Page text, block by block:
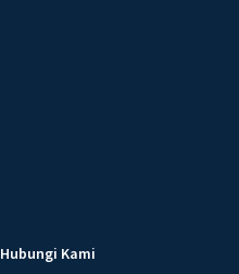
Hubungi Kami